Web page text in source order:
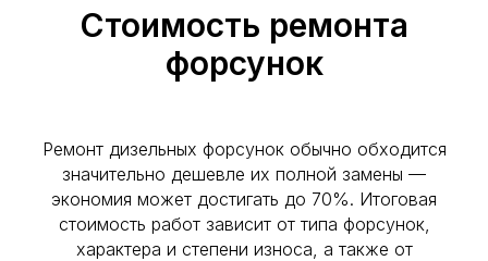
Стоимость ремонта
форсунок
Ремонт дизельных форсунок обычно обходится
значительно дешевле их полной замены —
экономия может достигать до 70%. Итоговая
стоимость работ зависит от типа форсунок,
характера и степени износа, а также от